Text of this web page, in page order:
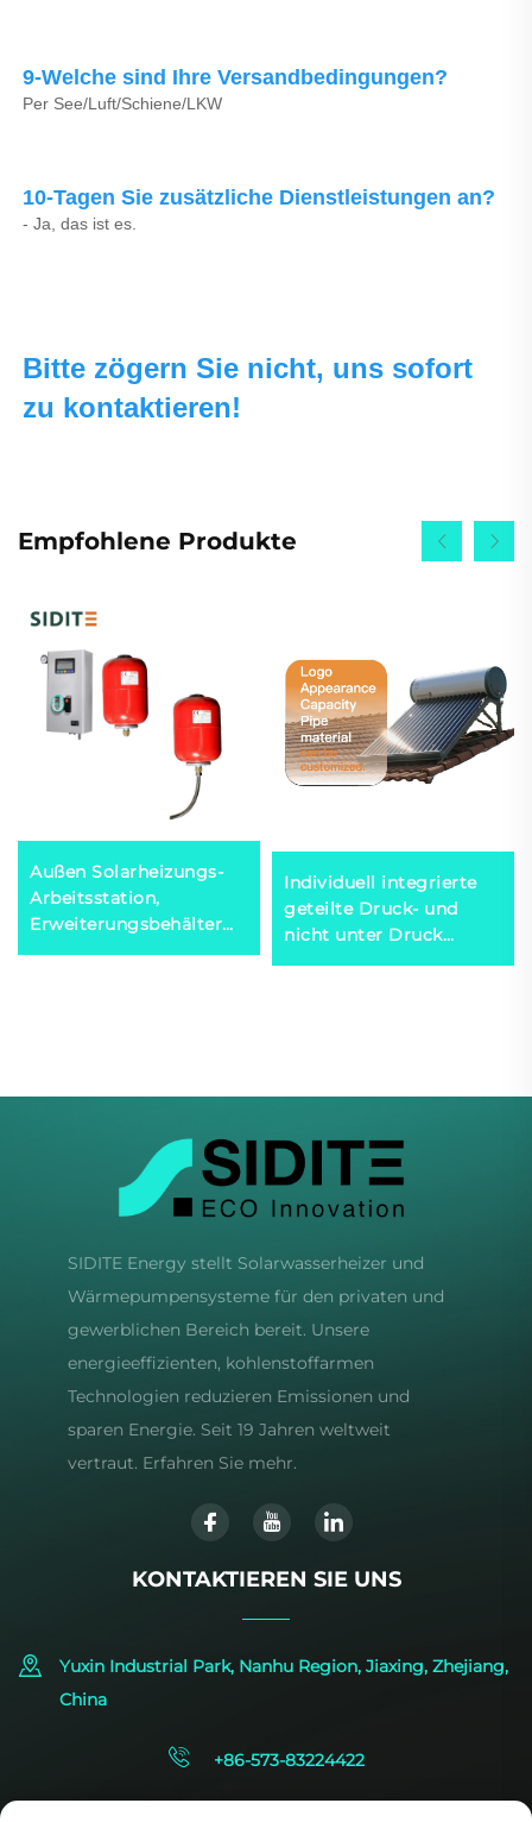
9-Welche sind Ihre Versandbedingungen?
Per See/Luft/Schiene/LKW
10-Tagen Sie zusätzliche Dienstleistungen an?
- Ja, das ist es.
Bitte zögern Sie nicht, uns sofort
zu kontaktieren!
Empfohlene Produkte
Außen Solarheizungs-
Arbeitsstation,
Erweiterungsbehälter
0.025 thermische
Individuell integrierte
geteilte Druck- und
nicht unter Druck
stehende Flachplatten-
SIDITE Energy stellt Solarwasserheizer und
Wärmepumpensysteme für den privaten und
gewerblichen Bereich bereit. Unsere
energieeffizienten, kohlenstoffarmen
Technologien reduzieren Emissionen und
sparen Energie. Seit 19 Jahren weltweit
vertraut. Erfahren Sie mehr.
KONTAKTIEREN SIE UNS
Yuxin Industrial Park, Nanhu Region, Jiaxing, Zhejiang,
China
+86-573-83224422